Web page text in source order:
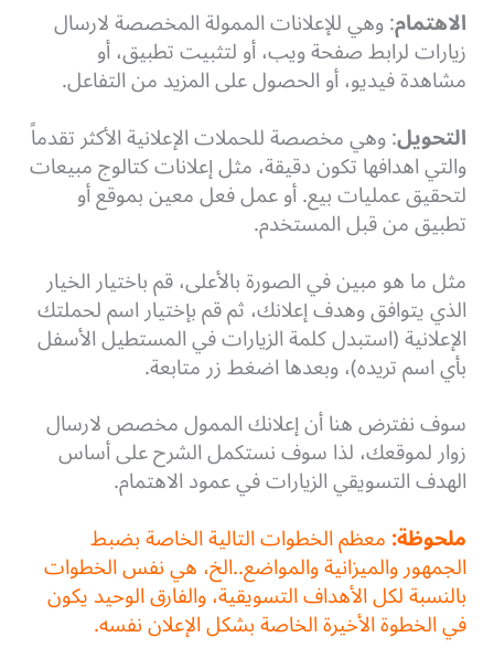
الاهتمام: وهي للإعلانات الممولة المخصصة لارسال
زيارات لرابط صفحة ويب، أو لتثبيت تطبيق، أو
مشاهدة فيديو، أو الحصول على المزيد من التفاعل.
التحويل: وهي مخصصة للحملات الإعلانية الأكثر تقدماً
والتي اهدافها تكون دقيقة، مثل إعلانات كتالوج مبيعات
لتحقيق عمليات بيع. أو عمل فعل معين بموقع أو
تطبيق من قبل المستخدم.
مثل ما هو مبين في الصورة بالأعلى، قم باختيار الخيار
الذي يتوافق وهدف إعلانك، ثم قم بإختيار اسم لحملتك
الإعلانية (استبدل كلمة الزيارات في المستطيل الأسفل
بأي اسم تريده)، وبعدها اضغط زر متابعة.
سوف نفترض هنا أن إعلانك الممول مخصص لارسال
زوار لموقعك، لذا سوف نستكمل الشرح على أساس
الهدف التسويقي الزيارات في عمود الاهتمام.
ملحوظة:معظم الخطوات التالية الخاصة بضبط
الجمهور والميزانية والمواضع..الخ، هي نفس الخطوات
بالنسبة لكل الأهداف التسويقية، والفارق الوحيد يكون
في الخطوة الأخيرة الخاصة بشكل الإعلان نفسه.